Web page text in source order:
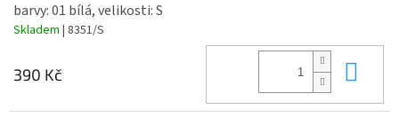
barvy: 01 bílá, velikosti: S
Skladem | 8351/S
390 Kč